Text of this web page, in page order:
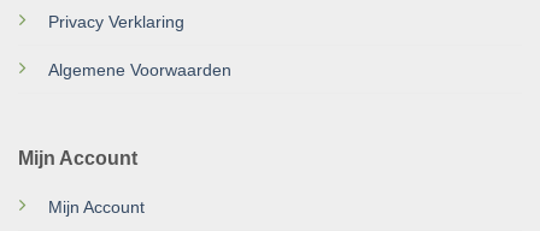
Privacy Verklaring
Algemene Voorwaarden
Mijn Account
Mijn Account